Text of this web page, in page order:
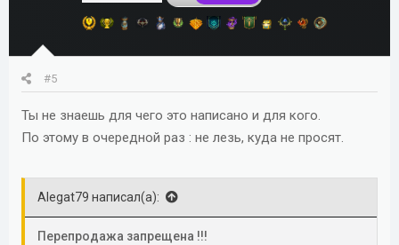
#5
Ты не знаешь для чего это написано и для кого.
По этому в очередной раз : не лезь, куда не просят.
Alegat79 написал(а):
Перепродажа запрещена !!!